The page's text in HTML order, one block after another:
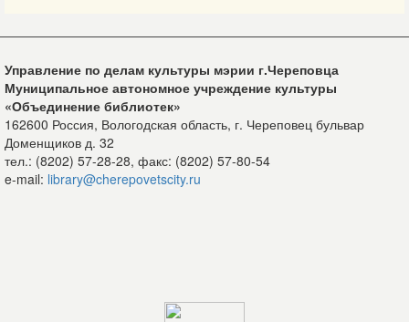
Управление по делам культуры мэрии г.Череповца
Муниципальное автономное учреждение культуры
«Объединение библиотек»
162600 Россия, Вологодская область, г. Череповец бульвар
Доменщиков д. 32
тел.: (8202) 57-28-28, факс: (8202) 57-80-54
e-mail: library@cherepovetscity.ru